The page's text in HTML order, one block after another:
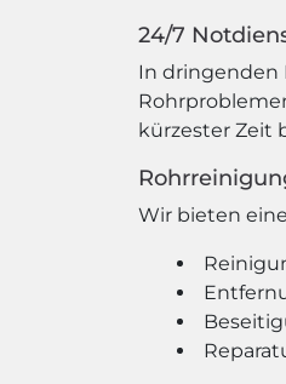
24/7
In dringenden
kürzester Zeit
Wir bieten